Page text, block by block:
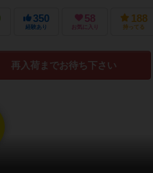
350
経験あり
58
お気に入り
188
持ってる
再入荷までお待ち下さい